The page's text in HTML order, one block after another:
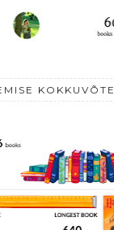
KOKKUVÕTE